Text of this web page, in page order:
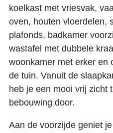
koelkast met vriesvak,
oven, houten vloerdelen,
plafonds, badkamer
wastafel met dubbele
woonkamer met erker en
de tuin. Vanuit de
heb je een mooi vrij zicht
bebouwing door.
Aan de voorzijde geniet